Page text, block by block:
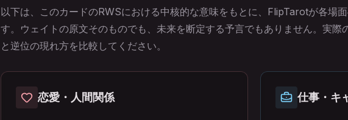
以下は、このカードのRWSにおける中核的な意味をもとに、FlipTarotが各場
す。ウェイトの原文そのものでも、未来を断定する予言でもありません。実際
と逆位の現れ方を比較してください。
恋愛・人間関係 仕事・キ